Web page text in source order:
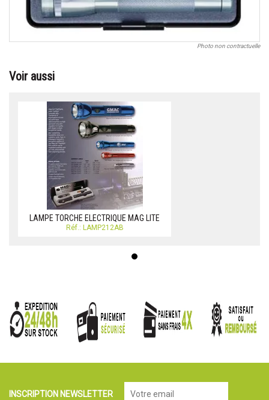
Photo non contractuelle
Voir aussi
LAMPE TORCHE ELECTRIQUE MAG LITE
Réf.: LAMP212AB
INSCRIPTION NEWSLETTER